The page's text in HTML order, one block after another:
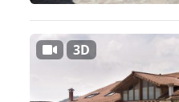
3D